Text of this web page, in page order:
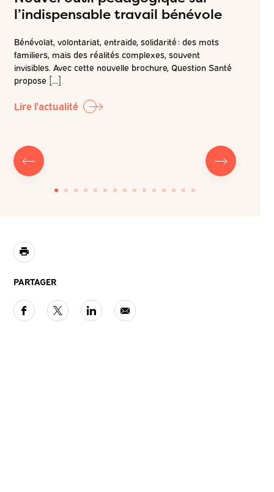
l’indispensable travail bénévole
Bénévolat, volontariat, entraide, solidarité : des mots
familiers, mais des réalités complexes, souvent
invisibles. Avec cette nouvelle brochure, Question Santé
propose […]
Lire l'actualité
PARTAGER